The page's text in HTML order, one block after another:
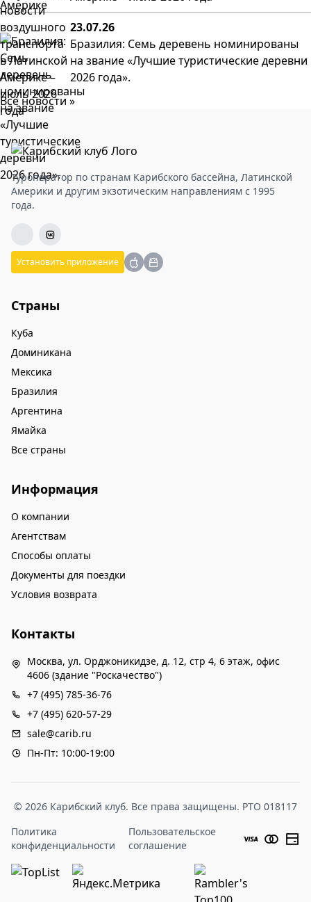
23.07.26
Бразилия: Семь деревень номинированы
на звание «Лучшие туристические деревни
2026 года».
Все новости »
Туроператор по странам Карибского бассейна, Латинской
Америки и другим экзотическим направлениям с 1995
года.
Установить приложение
Страны
Куба
Доминикана
Мексика
Бразилия
Аргентина
Ямайка
Все страны
Информация
О компании
Агентствам
Способы оплаты
Документы для поездки
Условия возврата
Контакты
Москва, ул. Орджоникидзе, д. 12, стр 4, 6 этаж, офис
4606 (здание "Роскачество")
+7 (495) 785-36-76
+7 (495) 620-57-29
sale@carib.ru
Пн-Пт: 10:00-19:00
© 2026 Карибский клуб. Все права защищены. РТО 018117
Политика
конфиденциальности
Пользовательское
соглашение